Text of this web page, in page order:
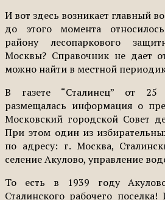
И вот здесь возникает главный
до этого момента
району лесопаркового
Москвы? Справочник не дает
можно найти в местной
В газете “Сталинец” от
размещалась информация о
Московский городской Совет
При этом один из
по адресу: г. Москва,
селение Акулово, управление
То есть в 1939 году
Сталинского рабочего